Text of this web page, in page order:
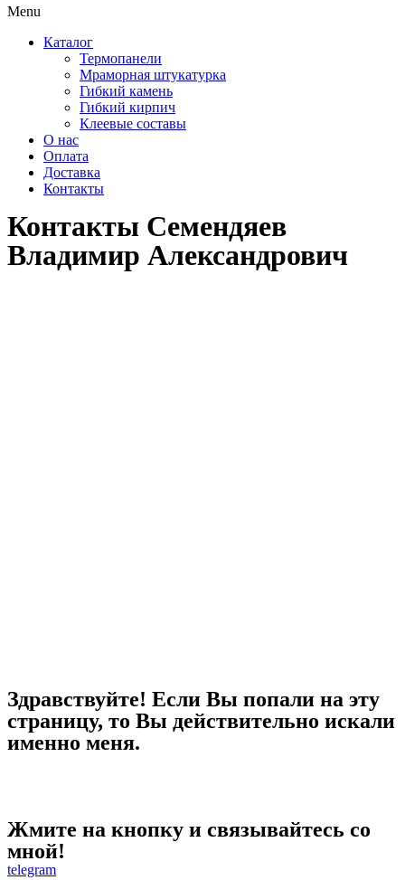
Menu
Каталог
Термопанели
Мраморная штукатурка
Гибкий камень
Гибкий кирпич
Клеевые составы
О нас
Оплата
Доставка
Контакты
Контакты Семендяев
Владимир Александрович
Здравствуйте! Если Вы попали на эту
страницу, то Вы действительно искали
именно меня.
Жмите на кнопку и связывайтесь со
мной!
telegram